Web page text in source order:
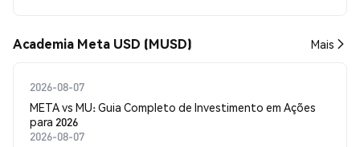
Academia Meta USD (MUSD) Mais
2026-08-07
META vs MU: Guia Completo de Investimento em Ações
para 2026
2026-08-07